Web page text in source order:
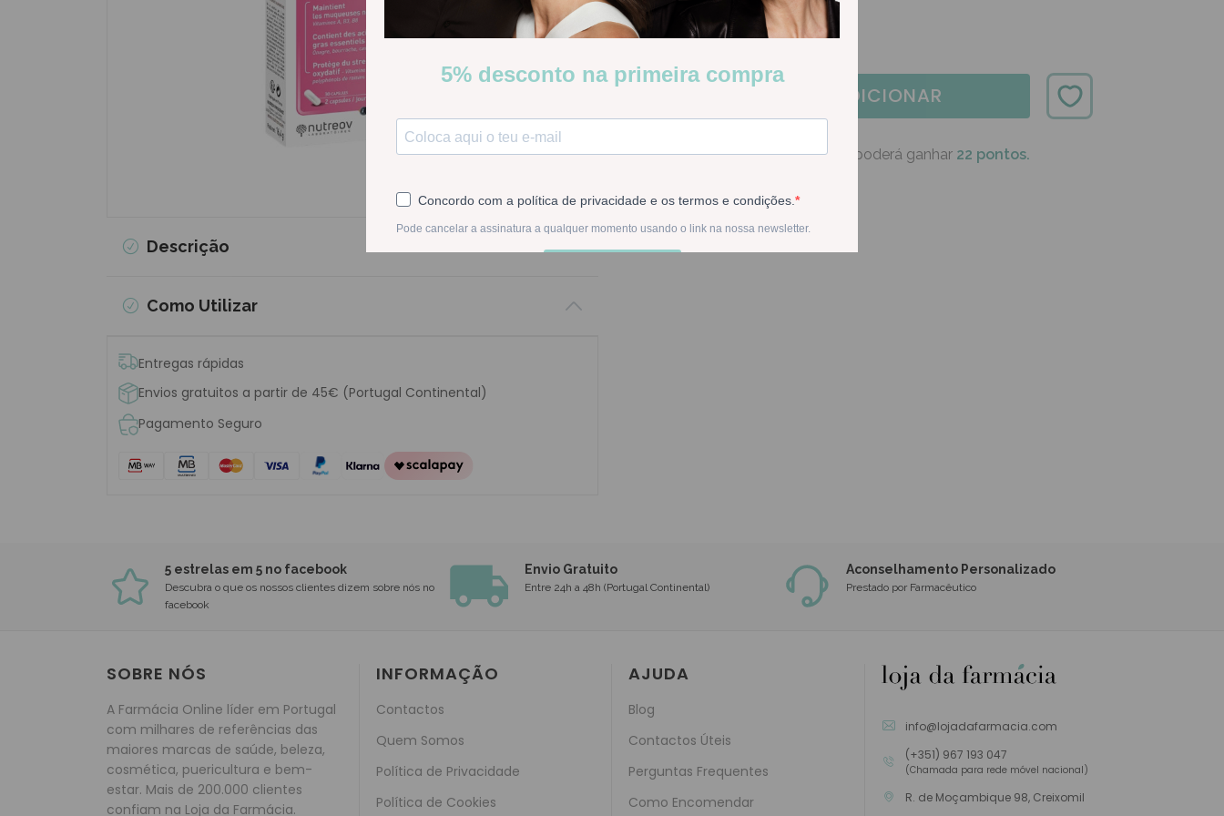
Descrição
Como Utilizar
Entregas rápidas
Envios gratuitos a partir de 45€ (Portugal Continental)
Pagamento Seguro
ADICIONAR
Na compra deste produto poderá ganhar 22 pontos.
5 estrelas em 5 no facebook
Descubra o que os nossos clientes dizem sobre nós no
facebook
Envio Gratuito
Entre 24h a 48h (Portugal Continental)
Aconselhamento Personalizado
Prestado por Farmacêutico
SOBRE NÓS
A Farmácia Online líder em Portugal
com milhares de referências das
maiores marcas de saúde, beleza,
cosmética, puericultura e bem-
estar. Mais de 200.000 clientes
confiam na Loja da Farmácia.
INFORMAÇÃO
Contactos
Quem Somos
Política de Privacidade
Política de Cookies
AJUDA
Blog
Contactos Úteis
Perguntas Frequentes
Como Encomendar
info@lojadafarmacia.com
(+351) 967 193 047
(Chamada para rede móvel nacional)
R. de Moçambique 98, Creixomil